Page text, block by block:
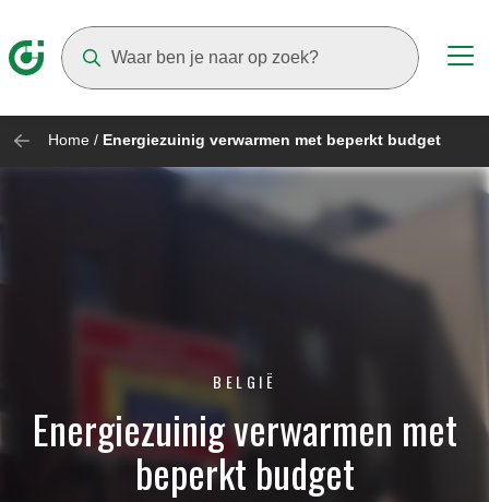
Home / Energiezuinig verwarmen met beperkt budget
BELGIË
Energiezuinig verwarmen met
beperkt budget